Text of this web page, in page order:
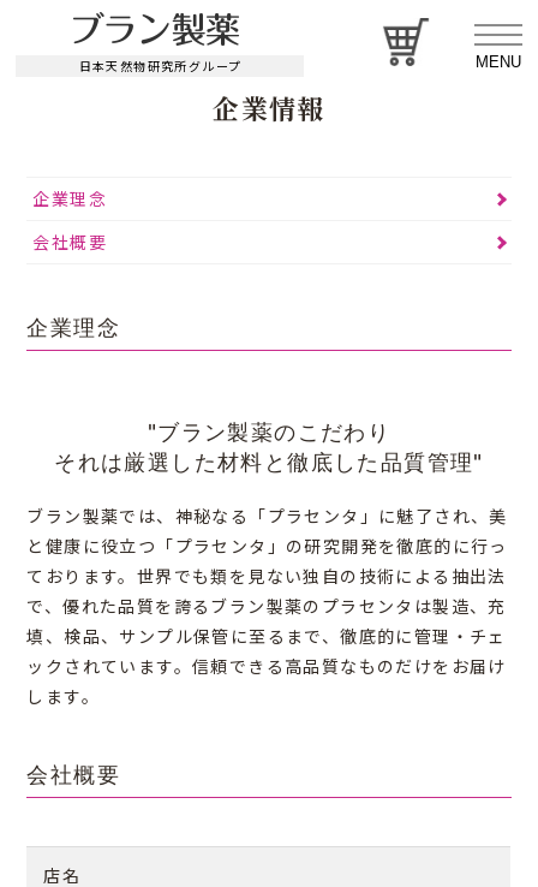
日本天然物研究所グループ MENU
企業情報
企業理念
会社概要
企業理念
"ブラン製薬のこだわり
それは厳選した材料と徹底した品質管理"
ブラン製薬では、神秘なる「プラセンタ」に魅了され、美
と健康に役立つ「プラセンタ」の研究開発を徹底的に行っ
ております。世界でも類を見ない独自の技術による抽出法
で、優れた品質を誇るブラン製薬のプラセンタは製造、充
填、検品、サンプル保管に至るまで、徹底的に管理・チェ
ックされています。信頼できる高品質なものだけをお届け
します。
会社概要
店名